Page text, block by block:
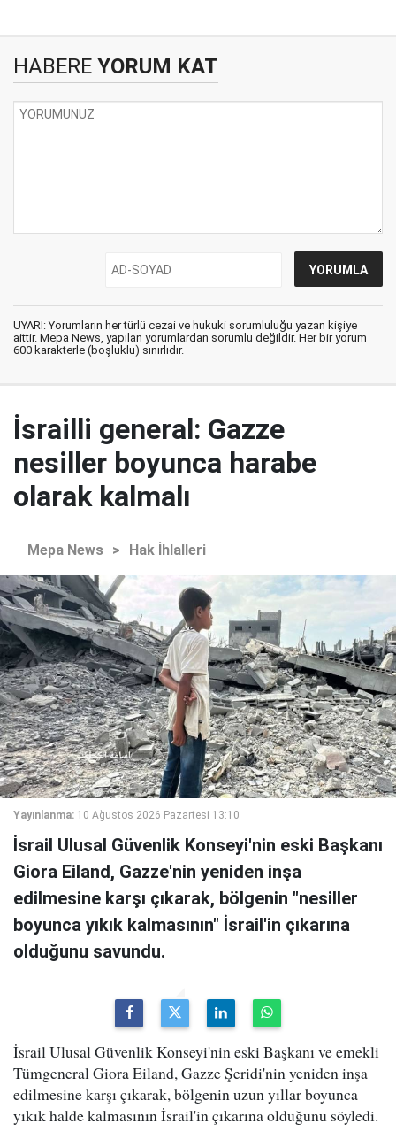
HABERE YORUM KAT
UYARI: Yorumların her türlü cezai ve hukuki sorumluluğu yazan kişiye
aittir. Mepa News, yapılan yorumlardan sorumlu değildir. Her bir yorum
600 karakterle (boşluklu) sınırlıdır.
İsrailli general: Gazze
nesiller boyunca harabe
olarak kalmalı
Mepa News > Hak İhlalleri
Yayınlanma: 10 Ağustos 2026 Pazartesi 13:10
İsrail Ulusal Güvenlik Konseyi'nin eski Başkanı
Giora Eiland, Gazze'nin yeniden inşa
edilmesine karşı çıkarak, bölgenin "nesiller
boyunca yıkık kalmasının" İsrail'in çıkarına
olduğunu savundu.
İsrail Ulusal Güvenlik Konseyi'nin eski Başkanı ve emekli
Tümgeneral Giora Eiland, Gazze Şeridi'nin yeniden inşa
edilmesine karşı çıkarak, bölgenin uzun yıllar boyunca
yıkık halde kalmasının İsrail'in çıkarına olduğunu söyledi.